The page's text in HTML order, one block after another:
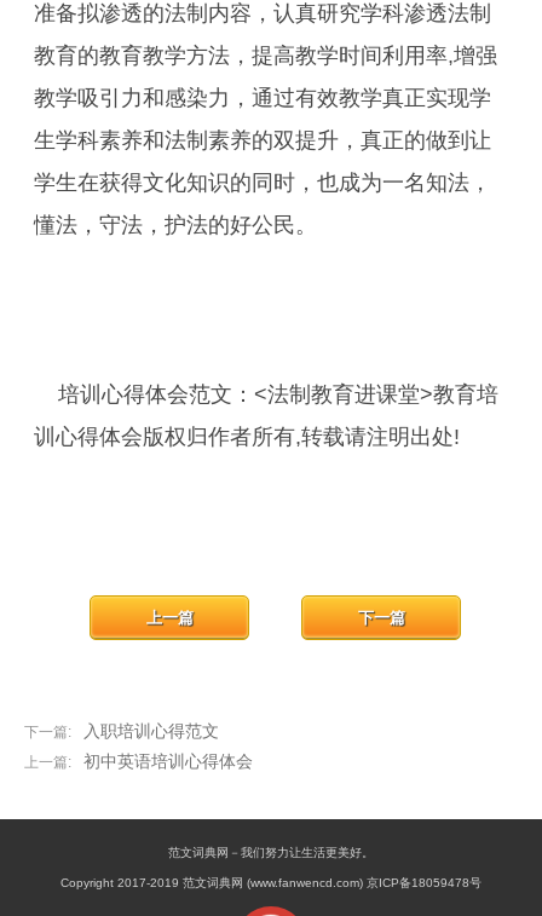
准备拟渗透的法制内容，认真研究学科渗透法制
教育的教育教学方法，提高教学时间利用率,增强
教学吸引力和感染力，通过有效教学真正实现学
生学科素养和法制素养的双提升，真正的做到让
学生在获得文化知识的同时，也成为一名知法，
懂法，守法，护法的好公民。
培训心得体会范文：<法制教育进课堂>教育培
训心得体会版权归作者所有,转载请注明出处!
下一篇: 入职培训心得范文
下一篇
上一篇: 初中英语培训心得体会
上一篇
范文词典网－我们努力让生活更美好。
Copyright 2017-2019 范文词典网 (www.fanwencd.com) 京ICP备18059478号